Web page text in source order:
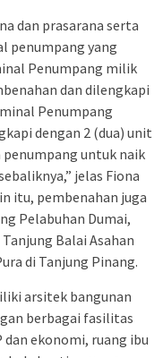
dan prasarana serta
penumpang yang
Penumpang milik
dan dilengkapi
Penumpang
dengan 2 (dua) unit
untuk naik
jelas Fiona
itu, pembenahan juga
Pelabuhan Dumai,
Balai Asahan
di Tanjung Pinang.
arsitek bangunan
berbagai fasilitas
ekonomi, ruang ibu